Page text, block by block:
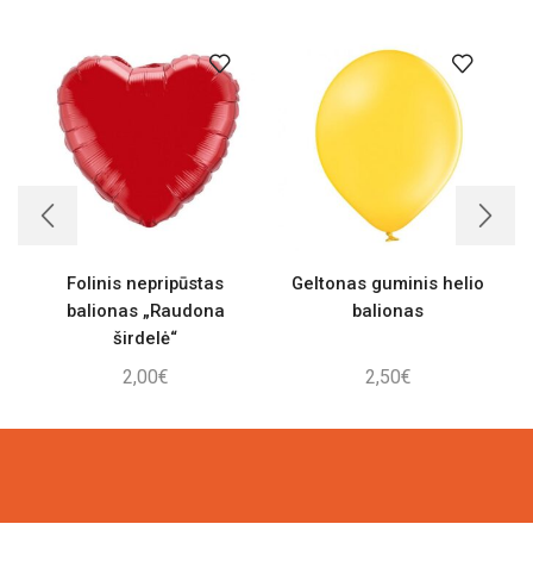
Folinis nepripūstas
balionas „Raudona
širdelė“
2,00€
Geltonas guminis helio
balionas
2,50€